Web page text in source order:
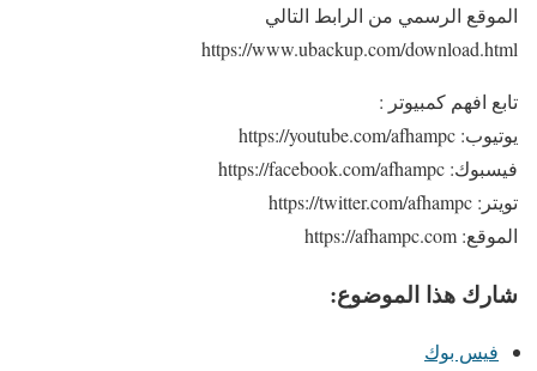
الموقع الرسمي من الرابط التالي
https://www.ubackup.com/download.html
تابع افهم كمبيوتر :
يوتيوب: https://youtube.com/afhampc
فيسبوك: https://facebook.com/afhampc
تويتر: https://twitter.com/afhampc
الموقع: https://afhampc.com
شارك هذا الموضوع:
فيس بوك